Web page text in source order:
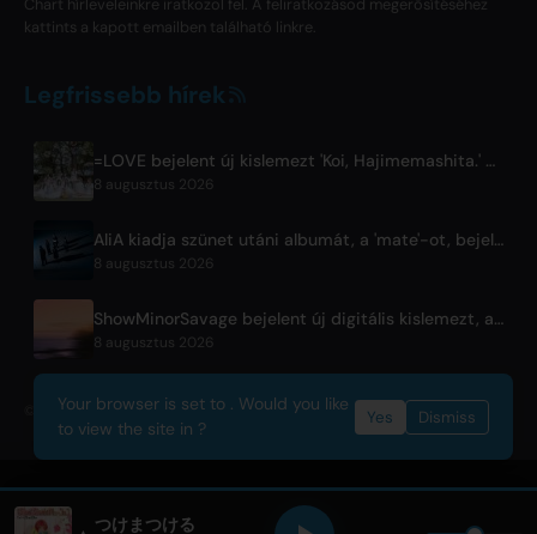
Chart hírleveleinkre iratkozol fel. A feliratkozásod megerősítéséhez
kattints a kapott emailben található linkre.
Legfrissebb hírek
=LOVE bejelent új kislemezt 'Koi, Hajimemashita.' címmel, és Tokiói Dóm koncerteket
8 augusztus 2026
AliA kiadja szünet utáni albumát, a 'mate'-ot, bejelenti Tokiói koncertjét
8 augusztus 2026
ShowMinorSavage bejelent új digitális kislemezt, a 'Gradation'-t
8 augusztus 2026
© 2026 OnlyHit. All rights reserved. - Metadata provided byACRCloud
つけまつける
Your browser is set to . Would you like
to view the site in ?
Yes Dismiss